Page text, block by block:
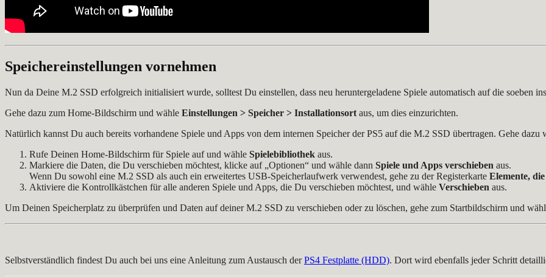
Speichereinstellungen vornehmen
Nun da Deine M.2 SSD erfolgreich initialisiert wurde, solltest Du einstellen, dass neu heruntergeladene Spiele automatisch auf die soeben
Gehe dazu zum Home-Bildschirm und wähle Einstellungen > Speicher > Installationsort aus, um dies einzurichten.
Natürlich kannst Du auch bereits vorhandene Spiele und Apps von dem internen Speicher der PS5 auf die M.2 SSD übertragen. Gehe dazu
Rufe Deinen Home-Bildschirm für Spiele auf und wähle Spielebibliothek aus.
Markiere die Daten, die Du verschieben möchtest, klicke auf „Optionen“ und wähle dann Spiele und Apps verschieben aus.
Wenn Du sowohl eine M.2 SSD als auch ein erweitertes USB-Speicherlaufwerk verwendest, gehe zu der Registerkarte Elemente,
Aktiviere die Kontrollkästchen für alle anderen Spiele und Apps, die Du verschieben möchtest, und wähle Verschieben aus.
Um Deinen Speicherplatz zu überprüfen und Daten auf deiner M.2 SSD zu verschieben oder zu löschen, gehe zum Startbildschirm und
Selbstverständlich findest Du auch bei uns eine Anleitung zum Austausch derPS4 Festplatte (HDD). Dort wird ebenfalls jeder Schritt